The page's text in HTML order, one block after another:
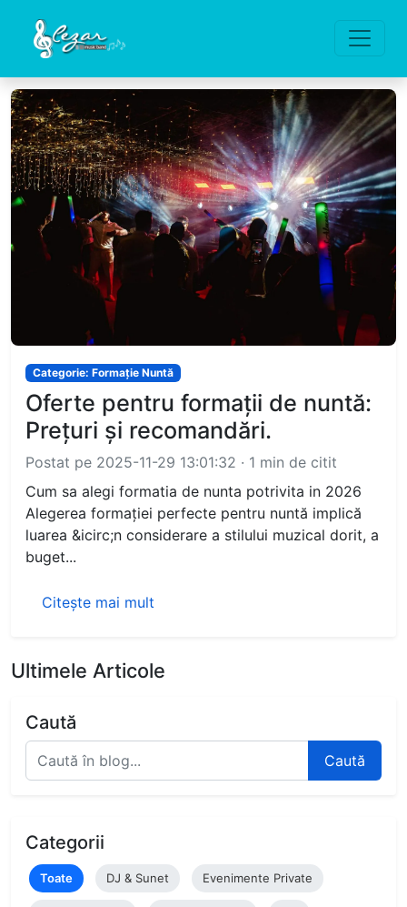
Categorie: Formație Nuntă
Oferte pentru formații de nuntă:
Prețuri și recomandări.
Postat pe 2025-11-29 13:01:32 · 1 min de citit
Cum sa alegi formatia de nunta potrivita in 2026
Alegerea formației perfecte pentru nuntă implică
luarea &icirc;n considerare a stilului muzical dorit, a
buget...
Citește mai mult
Ultimele Articole
Caută
Caută
Categorii
Toate DJ & Sunet Evenimente Private